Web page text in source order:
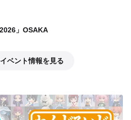
」OSAKA
ベント情報を見る